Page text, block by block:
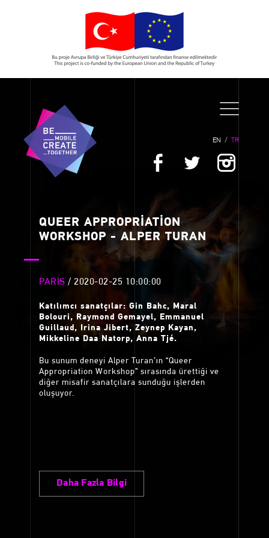
EN / TR
QUEER APPROPRİATİON
WORKSHOP - ALPER TURAN
PARİS / 2020-02-25 10:00:00
Katılımcı sanatçılar: Gin Bahc, Maral
Bolouri, Raymond Gemayel, Emmanuel
Guillaud, Irina Jibert, Zeynep Kayan,
Mikkeline Daa Natorp, Anna Tjé.
Bu sunum deneyi Alper Turan’ın “Queer
Appropriation Workshop” sırasında ürettiği ve
diğer misafir sanatçılara sunduğu işlerden
oluşuyor.
Daha Fazla Bilgi